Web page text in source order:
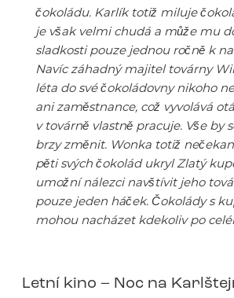
čokoládu. Karlík totiž miluje
je však velmi chudá a může mu
sladkosti pouze jednou ročně k
Navíc záhadný majitel továrny
léta do své čokoládovny nikoho
ani zaměstnance, což vyvolává
v továrně vlastně pracuje. Vše by
brzy změnit. Wonka totiž
pěti svých čokolád ukryl Zlatý
umožní nálezci navštívit jeho
pouze jeden háček. Čokolády s
mohou nacházet kdekoliv po
Letní kino – Noc na